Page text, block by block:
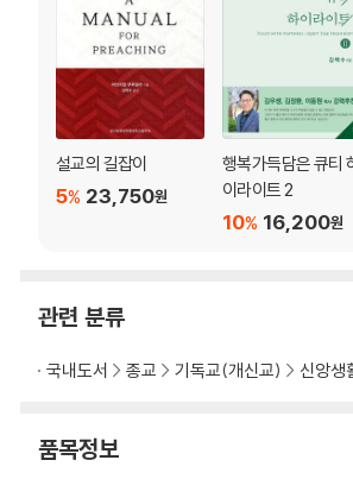
30 십자가에 못 박아야 할 세 가지 223
31 당신의 큰 힘이 어디서 나옵니까? 229
32 아킬레스건 235
33 부르짖는 자의 샘 240
34 주도권 다툼 245
35 성령의 음성 듣고 따르기 252
36 성령생활 실천편 259
37 화학작용 269
38 디즈니월드로 떠나는 아이보다 더 즐거운
41 하나님의 기대를 저버렸다가 회복한 일꾼
참고자료 301
설교의 길잡이
23,750원
5%
행복가득담은 큐티
이라이트 2
16,200원
10%
관련 분류
국내도서 종교 기독교(개신교) 신앙생
품목정보